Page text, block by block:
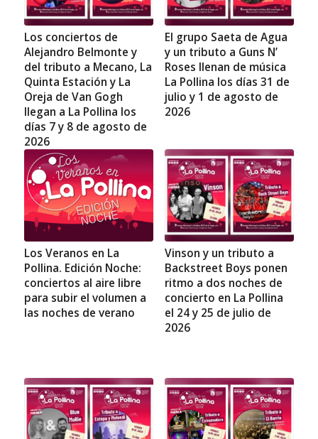
Los conciertos de
Alejandro Belmonte y
del tributo a Mecano, La
Quinta Estación y La
Oreja de Van Gogh
llegan a La Pollina los
días 7 y 8 de agosto de
2026
El grupo Saeta de Agua
y un tributo a Guns N’
Roses llenan de música
La Pollina los días 31 de
julio y 1 de agosto de
2026
Los Veranos en La
Pollina. Edición Noche:
conciertos al aire libre
para subir el volumen a
las noches de verano
Vinson y un tributo a
Backstreet Boys ponen
ritmo a dos noches de
concierto en La Pollina
el 24 y 25 de julio de
2026